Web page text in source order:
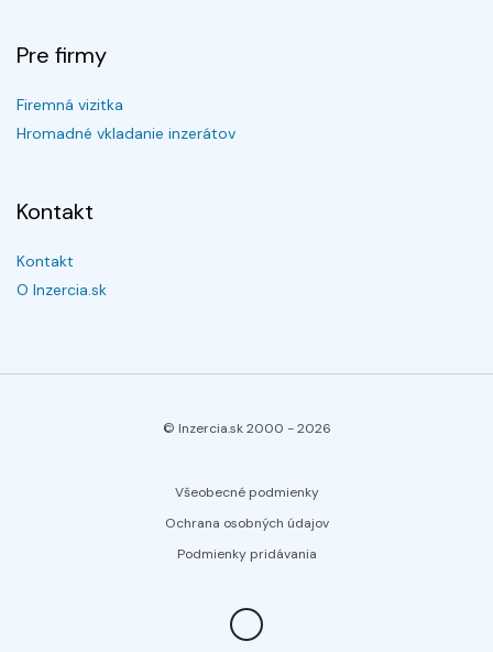
Pre firmy
Firemná vizitka
Hromadné vkladanie inzerátov
Kontakt
Kontakt
O Inzercia.sk
© Inzercia.sk 2000 -2026
Všeobecné podmienky
Ochrana osobných údajov
Podmienky pridávania